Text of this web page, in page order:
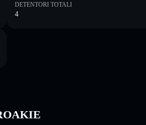
DETENTORI TOTALI
4